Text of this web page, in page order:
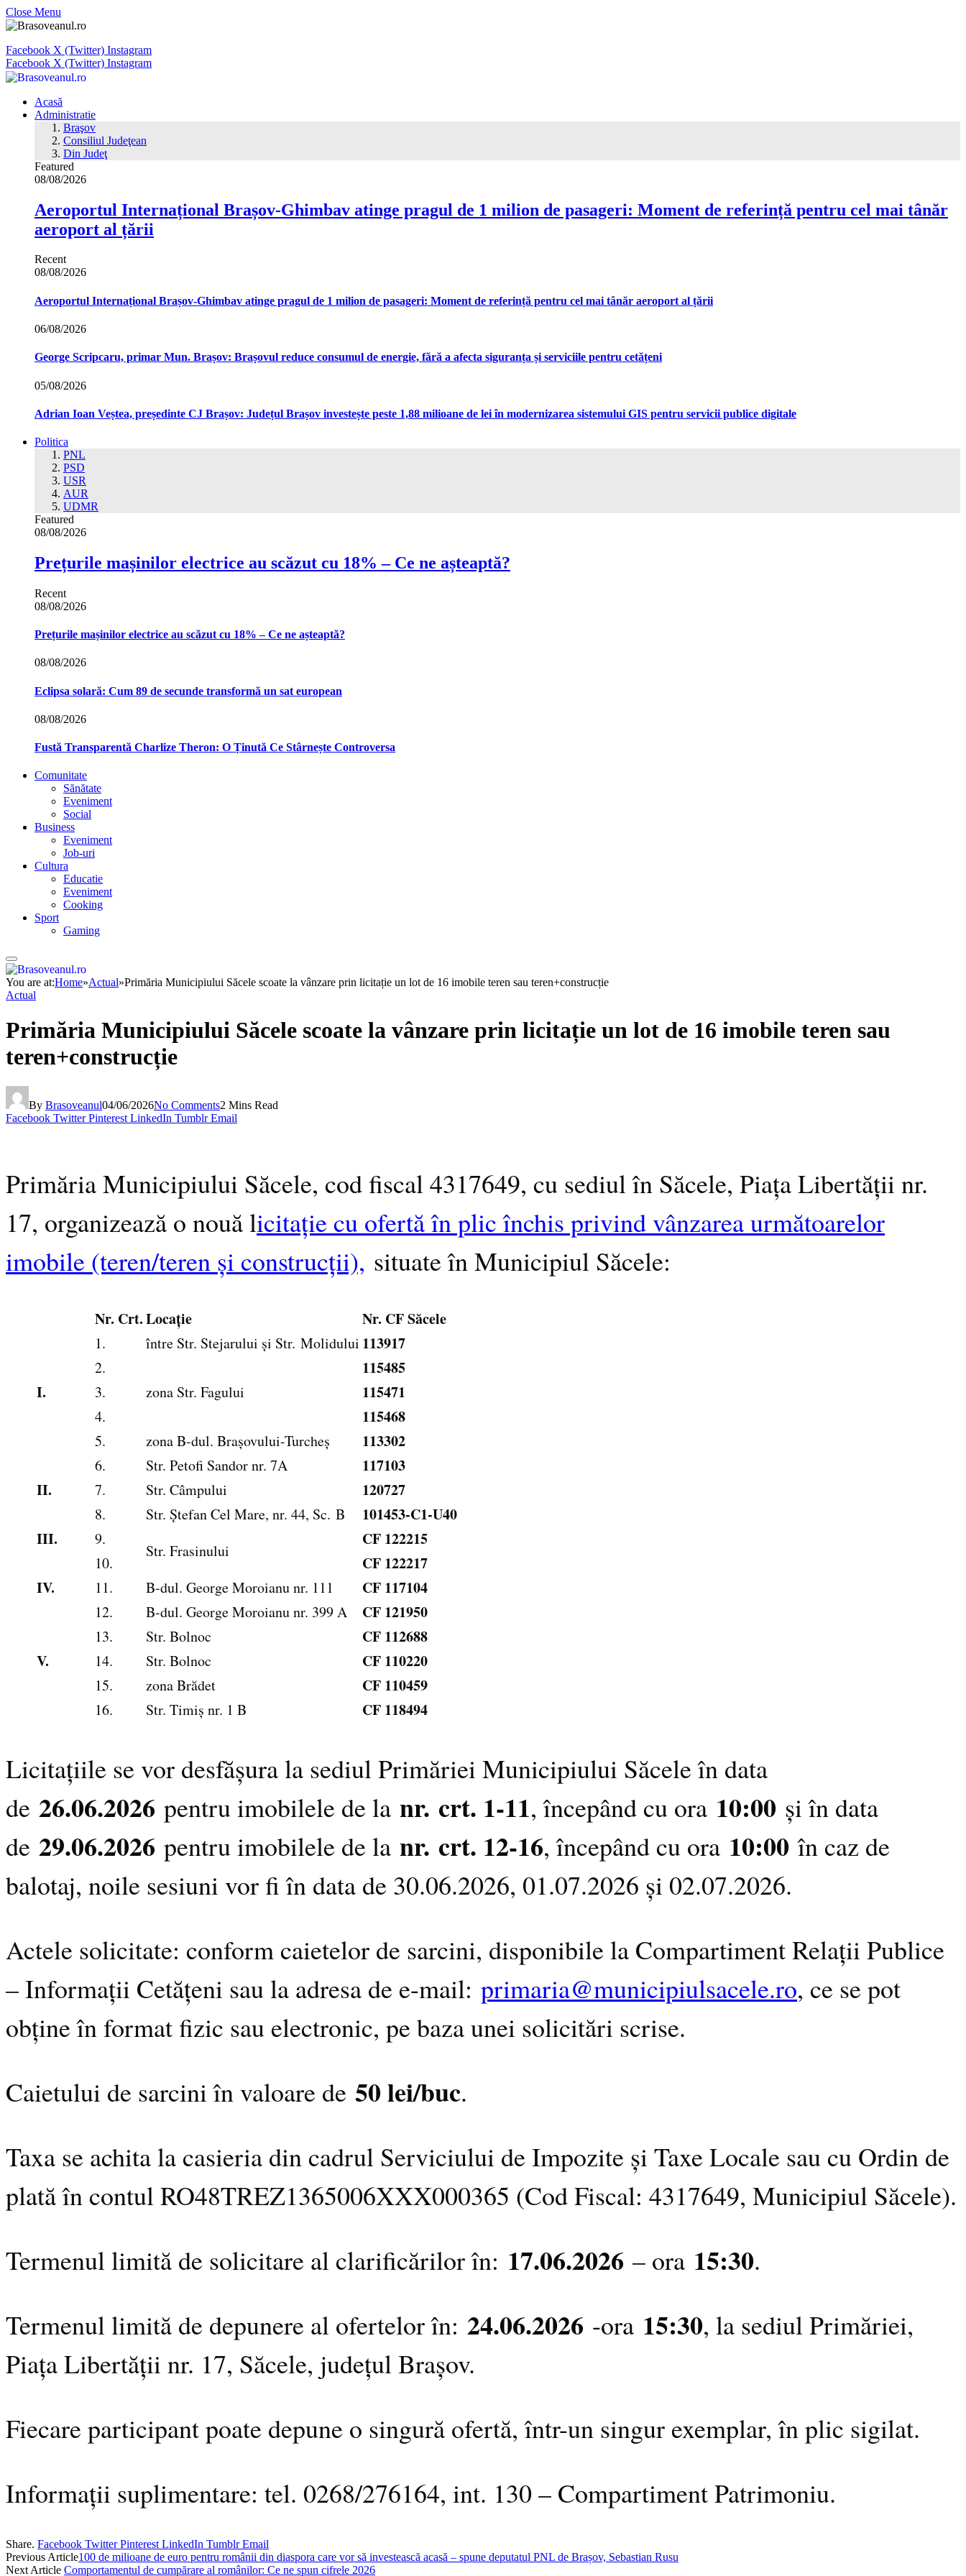
Close Menu
Facebook X (Twitter) Instagram
Facebook X (Twitter) Instagram
Acasă
Administratie
Braşov
Consiliul Judeţean
Din Judeţ
Featured
08/08/2026
Aeroportul Internațional Brașov‑Ghimbav atinge pragul de 1 milion de pasageri: Moment de referință pentru cel mai tânăr
aeroport al țării
Recent
08/08/2026
Aeroportul Internațional Brașov‑Ghimbav atinge pragul de 1 milion de pasageri: Moment de referință pentru cel mai tânăr aeroport al țării
06/08/2026
George Scripcaru, primar Mun. Brașov: Brașovul reduce consumul de energie, fără a afecta siguranța și serviciile pentru cetățeni
05/08/2026
Adrian Ioan Veștea, președinte CJ Brașov: Județul Brașov investește peste 1,88 milioane de lei în modernizarea sistemului GIS pentru servicii publice digitale
Politica
PNL
PSD
USR
AUR
UDMR
Featured
08/08/2026
Prețurile mașinilor electrice au scăzut cu 18% – Ce ne așteaptă?
Recent
08/08/2026
Prețurile mașinilor electrice au scăzut cu 18% – Ce ne așteaptă?
08/08/2026
Eclipsa solară: Cum 89 de secunde transformă un sat european
08/08/2026
Fustă Transparentă Charlize Theron: O Ținută Ce Stârnește Controversa
Comunitate
Sănătate
Eveniment
Social
Business
Eveniment
Job-uri
Cultura
Educatie
Eveniment
Cooking
Sport
Gaming
You are at:Home»Actual»Primăria Municipiului Săcele scoate la vânzare prin licitație un lot de 16 imobile teren sau teren+construcție
Actual
Primăria Municipiului Săcele scoate la vânzare prin licitație un lot de 16 imobile teren sau
teren+construcție
By Brasoveanul04/06/2026No Comments2 Mins Read
Facebook Twitter Pinterest LinkedIn Tumblr Email
Primăria Municipiului Săcele, cod fiscal 4317649, cu sediul în Săcele, Piața Libertății nr.
17, organizează o nouă licitație cu ofertă în plic închis privind vânzarea următoarelor
imobile (teren/teren și construcții), situate în Municipiul Săcele:
I.
Nr. Crt.Locație Nr. CF Săcele
1. între Str. Stejarului și Str. Molidului 113917
2.
zona Str. Fagului
115485
3. 115471
4. 115468
5. zona B-dul. Brașovului-Turcheș 113302
6. Str. Petofi Sandor nr. 7A
117103
II.
7. Str. Câmpului 120727
III.
8. Str. Ștefan Cel Mare, nr. 44, Sc. B 101453-C1-U40
9.
Str. Frasinului
CF 122215
10.
CF 122217
IV.
11. B-dul. George Moroianu nr. 111 CF 117104
V.
12. B-dul. George Moroianu nr. 399 A CF 121950
13. Str. Bolnoc CF 112688
14. Str. Bolnoc CF 110220
15. zona Brădet CF 110459
16. Str. Timiș nr. 1 B CF 118494
Licitațiile se vor desfășura la sediul Primăriei Municipiului Săcele în data
de 26.06.2026 pentru imobilele de la nr. crt. 1-11, începând cu ora 10:00 și în data
de 29.06.2026 pentru imobilele de la nr. crt. 12-16, începând cu ora 10:00în caz de
balotaj, noile sesiuni vor fi în data de 30.06.2026, 01.07.2026 și 02.07.2026.
Actele solicitate: conform caietelor de sarcini, disponibile la Compartiment Relații Publice
– Informații Cetățeni sau la adresa de e-mail: primaria@municipiulsacele.ro, ce se pot
obține în format fizic sau electronic, pe baza unei solicitări scrise.
Caietului de sarcini în valoare de 50 lei/buc.
Taxa se achita la casieria din cadrul Serviciului de Impozite și Taxe Locale sau cu Ordin de
plată în contul RO48TREZ1365006XXX000365 (Cod Fiscal: 4317649, Municipiul Săcele).
Termenul limită de solicitare al clarificărilor în: 17.06.2026 – ora 15:30.
Termenul limită de depunere al ofertelor în: 24.06.2026 -ora 15:30, la sediul Primăriei,
Piața Libertății nr. 17, Săcele, județul Brașov.
Fiecare participant poate depune o singură ofertă, într-un singur exemplar, în plic sigilat.
Informații suplimentare: tel. 0268/276164, int. 130 – Compartiment Patrimoniu.
Share. Facebook Twitter Pinterest LinkedIn Tumblr Email
Previous Article100 de milioane de euro pentru românii din diaspora care vor să investească acasă – spune deputatul PNL de Brașov, Sebastian Rusu
Next Article Comportamentul de cumpărare al românilor: Ce ne spun cifrele 2026